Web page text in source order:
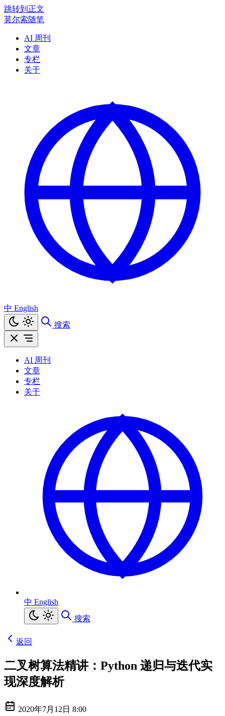
跳转到正文
莫尔索随笔
AI 周刊
文章
专栏
关于
中 English
搜索
AI 周刊
文章
专栏
关于
中 English
搜索
返回
二叉树算法精讲：Python 递归与迭代实
现深度解析
2020年7月12日 8:00